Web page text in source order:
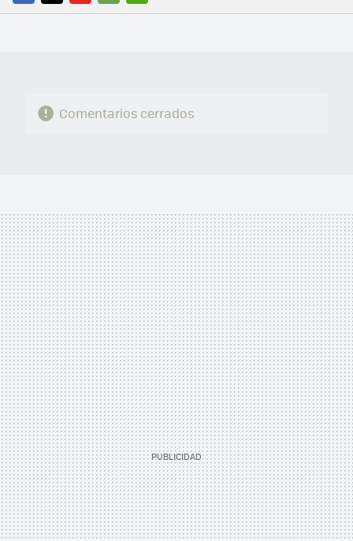
FACEBOOK
TWITTERFLIPBOARD
E-
WHATSAPP
Comentarios cerrados